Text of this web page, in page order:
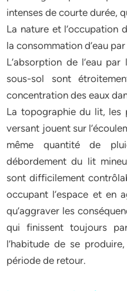
intenses de courte durée,
La nature et l’occupation
la consommation d’eau
L’absorption de l’eau
sous-sol sont
concentration des eaux
La topographie du lit, les
versant jouent sur
même quantité de
débordement du lit
sont difficilement
occupant l’espace et en
qu’aggraver les
qui finissent toujours
l’habitude de se
période de retour.